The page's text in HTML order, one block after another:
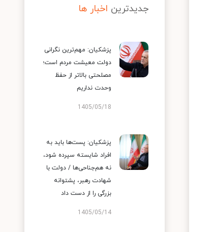
جدیدترین اخبار ها
پزشکیان: مهم‌ترین نگرانی
دولت معیشت مردم است؛
مصلحتی بالاتر از حفظ
وحدت نداریم
1405/05/18
پزشکیان: پست‌ها باید به
افراد شایسته سپرده شود،
نه هم‌جناحی‌ها / دولت با
شهادت رهبر، پشتوانه
بزرگی را از دست داد
1405/05/14